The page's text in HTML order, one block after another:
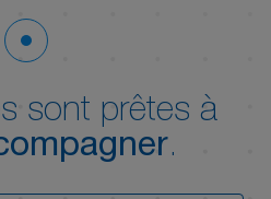
sont prêtes à
.